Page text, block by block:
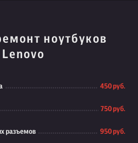
ноутбуков
Lenovo
450 руб.
750 руб.
разъемов 950 руб.